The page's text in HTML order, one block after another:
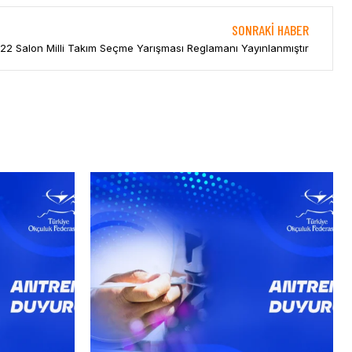
SONRAKI HABER
Salon Milli Takım Seçme Yarışması Reglamanı Yayınlanmıştır